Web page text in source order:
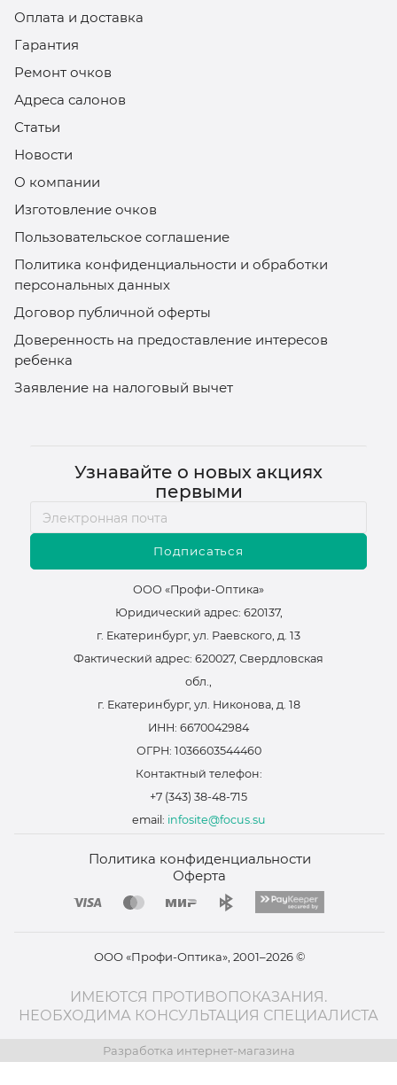
Оплата и доставка
Гарантия
Ремонт очков
Адреса салонов
Статьи
Новости
О компании
Изготовление очков
Пользовательское соглашение
Политика конфиденциальности и обработки
персональных данных
Договор публичной оферты
Доверенность на предоставление интересов
ребенка
Заявление на налоговый вычет
Узнавайте о новых акциях
первыми
Подписаться
ООО «Профи-Оптика»
Юридический адрес: 620137,
г. Екатеринбург, ул. Раевского, д. 13
Фактический адрес: 620027, Свердловская
обл.,
г. Екатеринбург, ул. Никонова, д. 18
ИНН: 6670042984
ОГРН: 1036603544460
Контактный телефон:
+7 (343) 38-48-715
email: infosite@focus.su
ООО «Профи-Оптика», 2001–2026 ©
Политика конфиденциальности
Оферта
ИМЕЮТСЯ ПРОТИВОПОКАЗАНИЯ.
НЕОБХОДИМА КОНСУЛЬТАЦИЯ СПЕЦИАЛИСТА
Разработка интернет-магазина